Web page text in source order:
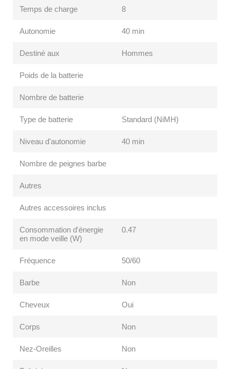
Temps de charge 8
Autonomie 40 min
Destiné aux Hommes
Poids de la batterie
Nombre de batterie
Type de batterie Standard (NiMH)
Niveau d'autonomie 40 min
Nombre de peignes barbe
Autres
Autres accessoires inclus
Consommation d'énergie
en mode veille (W)
0.47
Fréquence 50/60
Barbe Non
Cheveux Oui
Corps Non
Nez-Oreilles Non